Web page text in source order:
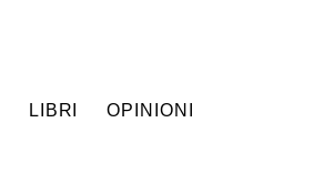
LIBRI OPINIONI